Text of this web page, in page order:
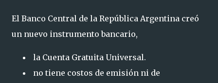
El Banco Central de la República Argentina creó
un nuevo instrumento bancario,
la Cuenta Gratuita Universal.
no tiene costos de emisión ni de